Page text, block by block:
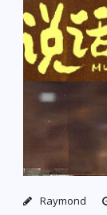
Raymond